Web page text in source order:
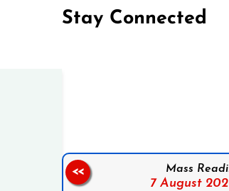
Stay Connected
Mass
7 August
<<